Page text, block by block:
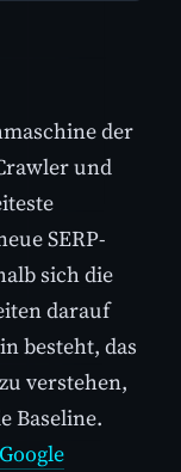
der
und
SERP-
sich die
darauf
besteht, das
verstehen,
Baseline.